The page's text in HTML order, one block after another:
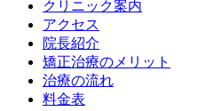
クリニック案内
アクセス
院長紹介
矯正治療のメリット
治療の流れ
料金表